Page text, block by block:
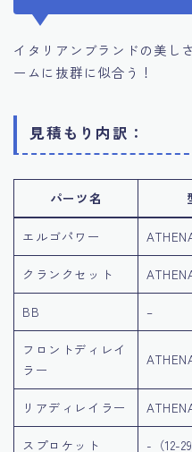
イタリアンブランドの美し
ームに抜群に似合う！
見積もり内訳：
パーツ名
エルゴパワー
クランクセット
BB –
フロントディレイ
ラー
リアディレイラー
スプロケット -（12-